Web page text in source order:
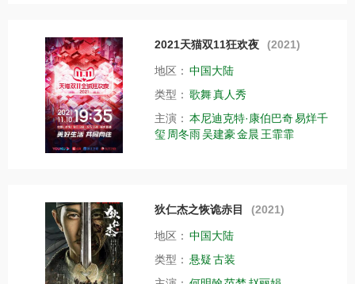
2021天猫双11狂欢夜 (2021)
地区： 中国大陆
类型： 歌舞真人秀
主演： 本尼迪克特·康伯巴奇易烊千
玺 周冬雨吴建豪金晨 王霏霏
狄仁杰之恢诡赤目 (2021)
地区： 中国大陆
类型： 悬疑古装